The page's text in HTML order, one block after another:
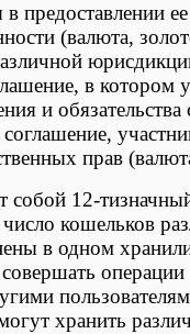
предоставлении
(валюта,
в
и
прав
собой 12-
кошельков
в одном
совершать
хранить